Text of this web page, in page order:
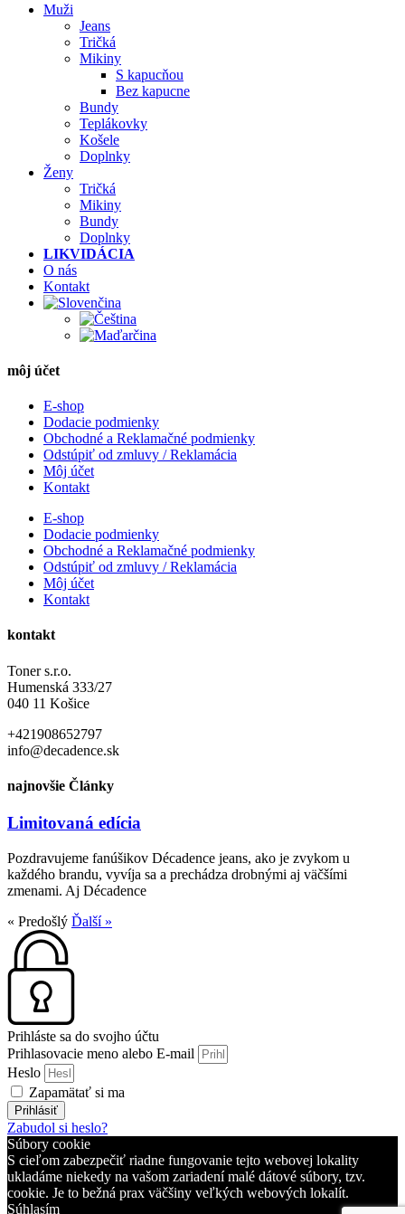
Muži
Jeans
Tričká
Mikiny
S kapucňou
Bez kapucne
Bundy
Teplákovky
Košele
Doplnky
Ženy
Tričká
Mikiny
Bundy
Doplnky
LIKVIDÁCIA
O nás
Kontakt
môj účet
E-shop
Dodacie podmienky
Obchodné a Reklamačné podmienky
Odstúpiť od zmluvy / Reklamácia
Môj účet
Kontakt
E-shop
Dodacie podmienky
Obchodné a Reklamačné podmienky
Odstúpiť od zmluvy / Reklamácia
Môj účet
Kontakt
kontakt
Toner s.r.o.
Humenská 333/27
040 11 Košice
+421908652797
info@decadence.sk
najnovšie Články
Limitovaná edícia
Pozdravujeme fanúšikov Décadence jeans, ako je zvykom u
každého brandu, vyvíja sa a prechádza drobnými aj väčšími
zmenami. Aj Décadence
« Predošlý Ďalší »
Prihláste sa do svojho účtu
Prihlasovacie meno alebo E-mail
Heslo
Zapamätať si ma
Prihlásiť
Zabudol si heslo?
Súbory cookie
S cieľom zabezpečiť riadne fungovanie tejto webovej lokality
ukladáme niekedy na vašom zariadení malé dátové súbory, tzv.
cookie. Je to bežná prax väčšiny veľkých webových lokalít.
Súhlasím